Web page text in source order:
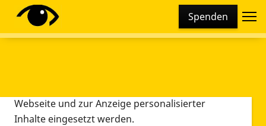
Spenden
Diese Webseite setzt verschiedene Cookies und
Tracking-Tools ein. Dies beinhaltet Cookies und
Webseite und zur Anzeige personalisierter
Inhalte eingesetzt werden.